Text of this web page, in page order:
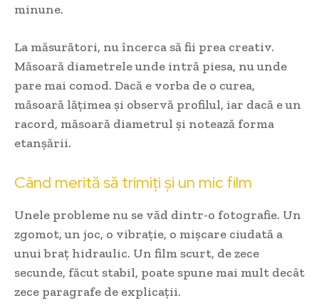
minune.
La măsurători, nu încerca să fii prea creativ.
Măsoară diametrele unde intră piesa, nu unde
pare mai comod. Dacă e vorba de o curea,
măsoară lățimea și observă profilul, iar dacă e un
racord, măsoară diametrul și notează forma
etanșării.
Când merită să trimiți și un mic film
Unele probleme nu se văd dintr-o fotografie. Un
zgomot, un joc, o vibrație, o mișcare ciudată a
unui braț hidraulic. Un film scurt, de zece
secunde, făcut stabil, poate spune mai mult decât
zece paragrafe de explicații.